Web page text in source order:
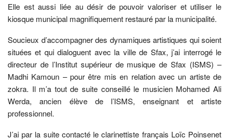
Elle est aussi liée au désir de pouvoir valoriser et utiliser le
kiosque municipal magnifiquement restauré par la municipalité.
Soucieux d’accompagner des dynamiques artistiques qui soient
situées et qui dialoguent avec la ville de Sfax, j’ai interrogé le
directeur de l’Institut supérieur de musique de Sfax (ISMS) –
Madhi Kamoun – pour être mis en relation avec un artiste de
zokra. Il m’a tout de suite conseillé le musicien Mohamed Ali
Werda, ancien élève de l’ISMS, enseignant et artiste
professionnel.
J’ai par la suite contacté le clarinettiste français Loïc Poinsenet